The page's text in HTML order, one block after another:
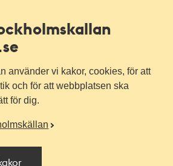
använder vi kakor, cookies, för att
och för att webbplatsen ska
för dig.